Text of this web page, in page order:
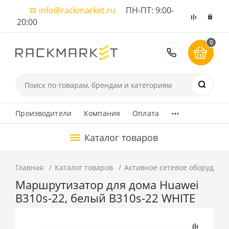
info@rackmarket.ru ПН-ПТ: 9:00-
20:00
8 (495)
0
Производители Компания Оплата ...
Каталог товаров
Главная Каталог товаров Активное сетевое
Маршрутизатор для дома Huawei
B310s-22, белый B310s-22 WHITE